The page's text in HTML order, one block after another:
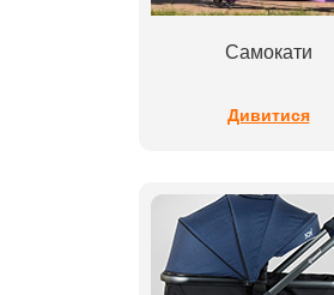
Самокати
Дивитися